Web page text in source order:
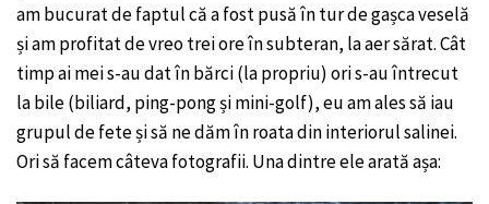
am bucurat de faptul că a fost pusă în tur de gașca veselă
și am profitat de vreo trei ore în subteran, la aer sărat. Cât
timp ai mei s-au dat în bărci (la propriu) ori s-au întrecut
la bile (biliard, ping-pong și mini-golf), eu am ales să iau
grupul de fete și să ne dăm în roata din interiorul salinei.
Ori să facem câteva fotografii. Una dintre ele arată așa: